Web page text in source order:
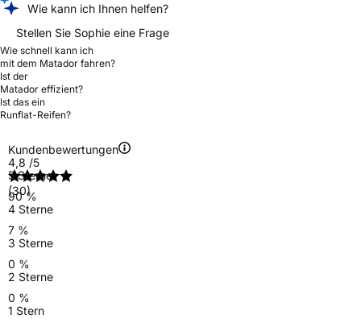
Wie kann ich Ihnen helfen?
Stellen Sie Sophie eine Frage
Wie schnell kann ich
mit dem Matador fahren?
Ist der
Matador effizient?
Ist das ein
Runflat-Reifen?
Kundenbewertungen
4,8 /5
(30)
5 Sterne
90 %
4 Sterne
7 %
3 Sterne
0 %
2 Sterne
0 %
1 Stern